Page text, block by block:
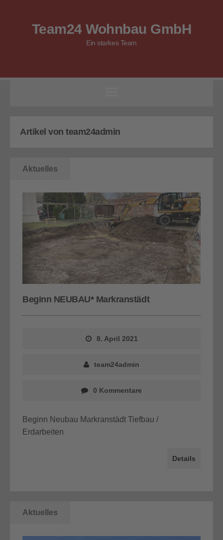
Team24 Wohnbau GmbH
Ein starkes Team
Artikel von team24admin
Aktuelles
Beginn NEUBAU* Markranstädt
8. April 2021
team24admin
0 Kommentare
Beginn Neubau Markranstädt Tiefbau /
Erdarbeiten
Details
Aktuelles